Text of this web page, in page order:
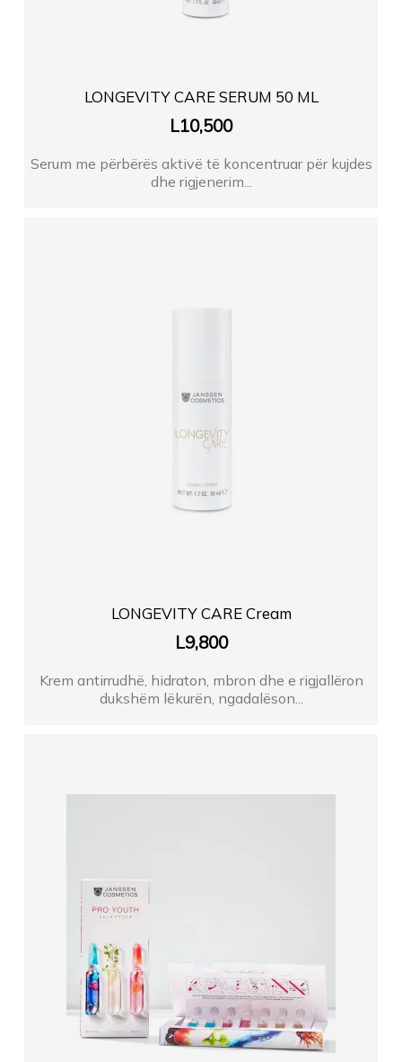
LONGEVITY CARE SERUM 50 ML
L10,500
Serum me përbërës aktivë të koncentruar për kujdes
dhe rigjenerim...
LONGEVITY CARE Cream
L9,800
Krem antirrudhë, hidraton, mbron dhe e rigjallëron
dukshëm lëkurën, ngadalëson...